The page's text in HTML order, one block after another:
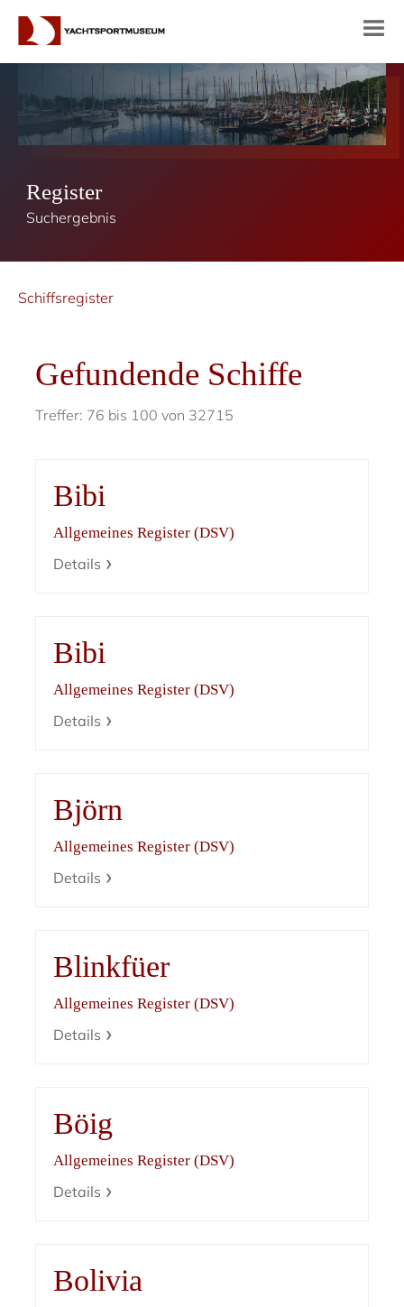
Register
Suchergebnis
Schiffsregister
Gefundende Schiffe
Treffer: 76 bis 100 von 32715
Bibi
Allgemeines Register (DSV)
Details
Bibi
Allgemeines Register (DSV)
Details
Björn
Allgemeines Register (DSV)
Details
Blinkfüer
Allgemeines Register (DSV)
Details
Böig
Allgemeines Register (DSV)
Details
Bolivia